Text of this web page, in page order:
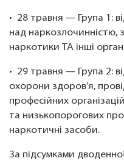
• 28 травня — Група 1:
над наркозлочинністю,
наркотики ТА інші
• 29 травня — Група 2:
охорони здоров’я,
професійних організацій
та низькопорогових
наркотичні засоби.
За підсумками